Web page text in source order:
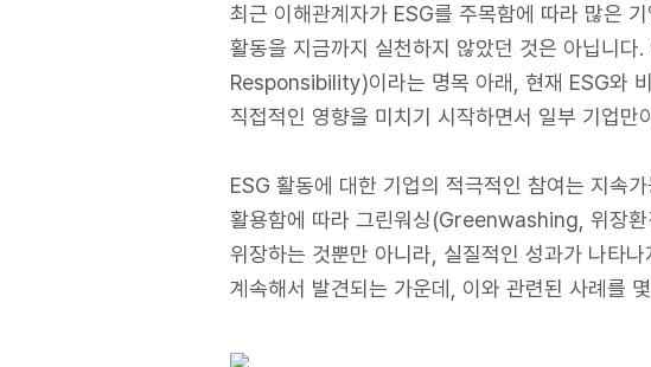
최근 이해관계자가 ESG를 주목함에 따라 많은
활동을 지금까지 실천하지 않았던 것은 아닙니
Responsibility)이라는 명목 아래, 현재 ESG와
직접적인 영향을 미치기 시작하면서 일부 기업
ESG 활동에 대한 기업의 적극적인 참여는 지속
활용함에 따라 그린워싱(Greenwashing, 위장환
위장하는 것뿐만 아니라, 실질적인 성과가 나타
계속해서 발견되는 가운데, 이와 관련된 사례를